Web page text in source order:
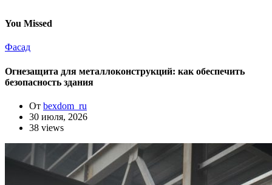
You Missed
Фасад
Огнезащита для металлоконструкций: как обеспечить
безопасность здания
От bexdom_ru
30 июля, 2026
38 views